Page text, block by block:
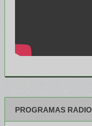
PROGRAMAS RADIO